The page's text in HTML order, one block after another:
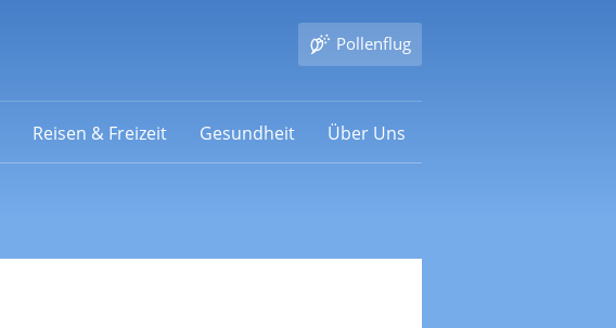
Pollenflug
Reisen & Freizeit Gesundheit Über Uns